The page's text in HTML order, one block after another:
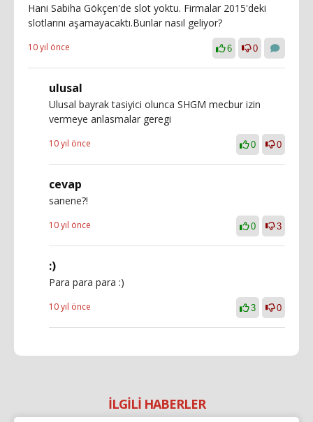
Hani Sabiha Gökçen'de slot yoktu. Firmalar 2015'deki
slotlarını aşamayacaktı.Bunlar nasıl geliyor?
10 yıl önce 6 0
ulusal
Ulusal bayrak tasiyici olunca SHGM mecbur izin
vermeye anlasmalar geregi
10 yıl önce 0 0
cevap
sanene?!
10 yıl önce 0 3
:)
Para para para :)
10 yıl önce 3 0
İLGİLİ HABERLER